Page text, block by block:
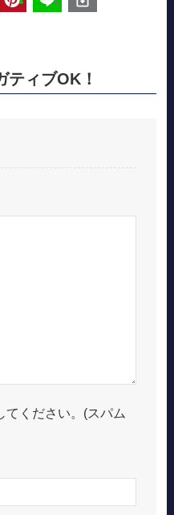
ティブOK！
てください。(スパム